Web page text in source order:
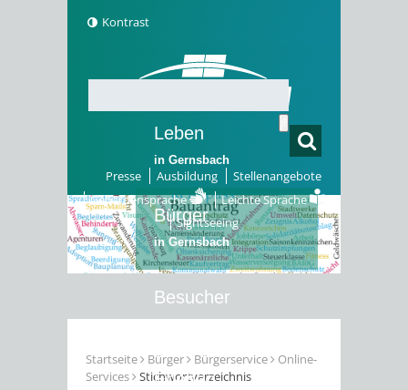
Kontrast
Presse Ausbildung
Stellenangebote
Gebärdensprache
Leichte Sprache
Sightseeing
Leben
in Gernsbach
Bürger
in Gernsbach
Besucher
Erleben
Startseite Bürger Bürgerservice
Online-
Services
Stichwortverzeichnis